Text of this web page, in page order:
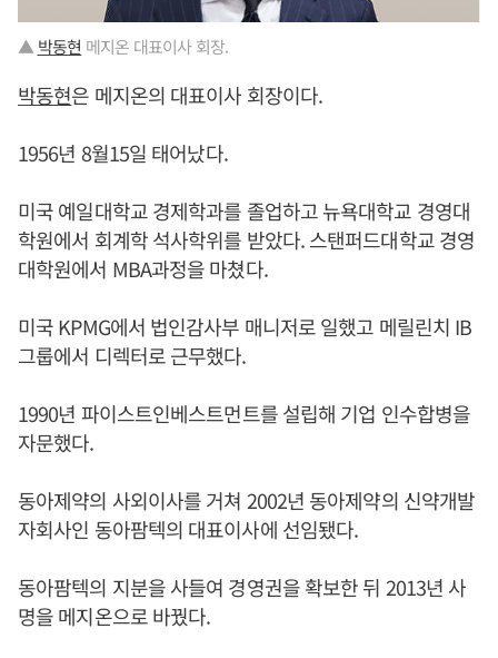
▲ 박동현 메지온 대표이사 회장.
박동현은 메지온의 대표이사 회장이다.
1956년 8월15일 태어났다.
미국 예일대학교 경제학과를 졸업하고 뉴욕대학교 경영대
학원에서 회계학 석사학위를 받았다. 스탠퍼드대학교 경영
대학원에서 MBA과정을 마쳤다.
미국 KPMG에서 법인감사부 매니저로 일했고 메릴린치 IB
그룹에서 디렉터로 근무했다.
1990년 파이스트인베스트먼트를 설립해 기업 인수합병을
자문했다.
동아제약의 사외이사를 거쳐 2002년 동아제약의 신약개발
자회사인 동아팜텍의 대표이사에 선임됐다.
동아팜텍의 지분을 사들여 경영권을 확보한 뒤 2013년 사
명을 메지온으로 바꿨다.